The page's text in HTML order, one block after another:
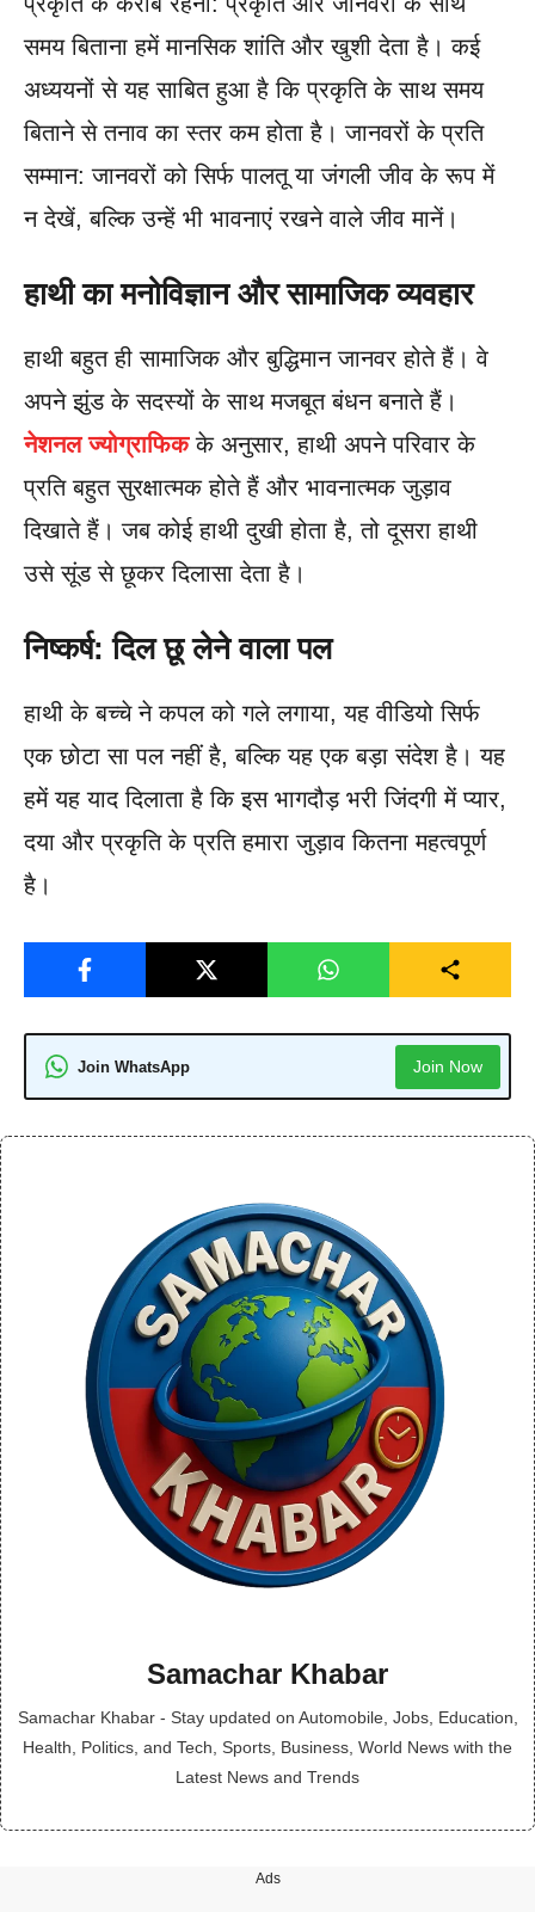
समय बिताना हमें मानसिक शांति और खुशी देता है। कई
अध्ययनों से यह साबित हुआ है कि प्रकृति के साथ समय
बिताने से तनाव का स्तर कम होता है। जानवरों के प्रति
सम्मान: जानवरों को सिर्फ पालतू या जंगली जीव के रूप में
न देखें, बल्कि उन्हें भी भावनाएं रखने वाले जीव मानें।
हाथी का मनोविज्ञान और सामाजिक व्यवहार
हाथी बहुत ही सामाजिक और बुद्धिमान जानवर होते हैं। वे
अपने झुंड के सदस्यों के साथ मजबूत बंधन बनाते हैं।
नेशनल ज्योग्राफिकके अनुसार, हाथी अपने परिवार के
प्रति बहुत सुरक्षात्मक होते हैं और भावनात्मक जुड़ाव
दिखाते हैं। जब कोई हाथी दुखी होता है, तो दूसरा हाथी
उसे सूंड से छूकर दिलासा देता है।
निष्कर्ष: दिल छू लेने वाला पल
हाथी के बच्चे ने कपल को गले लगाया, यह वीडियो सिर्फ
एक छोटा सा पल नहीं है, बल्कि यह एक बड़ा संदेश है। यह
हमें यह याद दिलाता है कि इस भागदौड़ भरी जिंदगी में प्यार,
दया और प्रकृति के प्रति हमारा जुड़ाव कितना महत्वपूर्ण
है।
Join WhatsApp Join Now
Samachar Khabar
Samachar Khabar - Stay updated on Automobile, Jobs, Education,
Health, Politics, and Tech, Sports, Business, World News with the
Latest News and Trends
Ads